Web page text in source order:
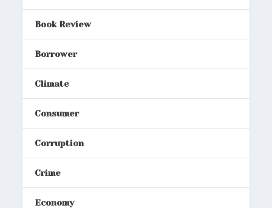
Book Review
Borrower
Climate
Consumer
Corruption
Crime
Economy